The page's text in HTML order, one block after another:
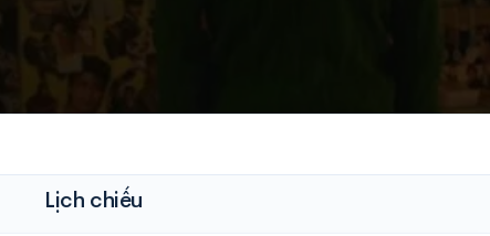
Lịch chiếu